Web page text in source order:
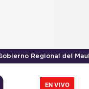
Regional del
EN VIVO